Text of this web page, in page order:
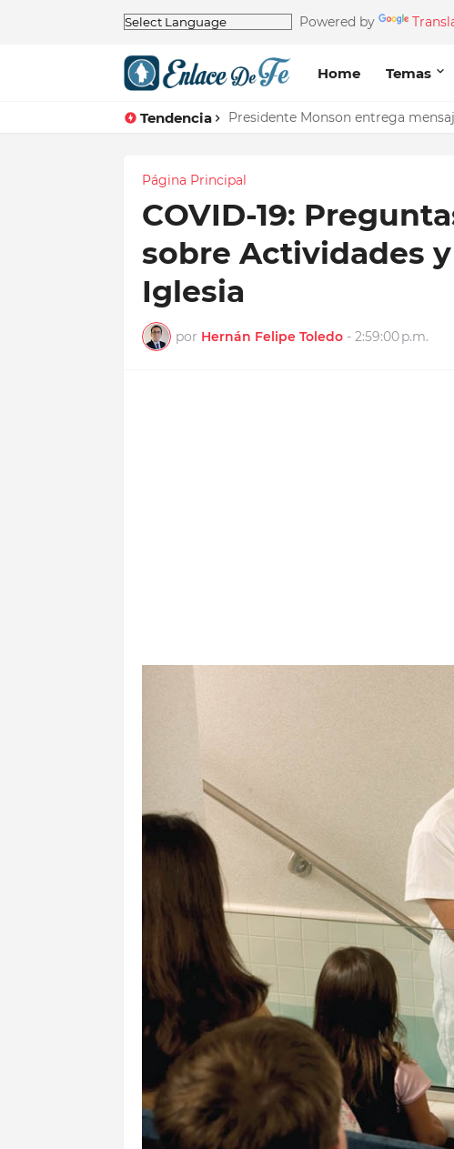
Powered by
Home Temas
Tendencia Presidente Monson entrega
Página Principal
COVID-19:
sobre Actividades
Iglesia
por Hernán Felipe Toledo - 2:59:00 p.m.